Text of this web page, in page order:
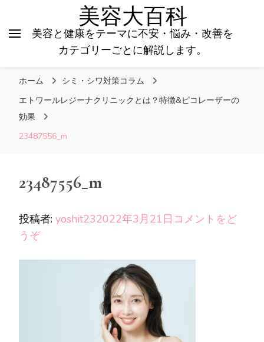
美容大百科
美容と健康をテーマに不安・悩み・改善を
カテゴリーごとに解説します。
ホーム
シミ・シワ対策コラム
エトワールレジーナクリニックとは？特徴&ピコレーザーの
効果
23487556_m
23487556_m
投稿者: yoshit232022年3月21日 コメントをど
うぞ(23487556_m)